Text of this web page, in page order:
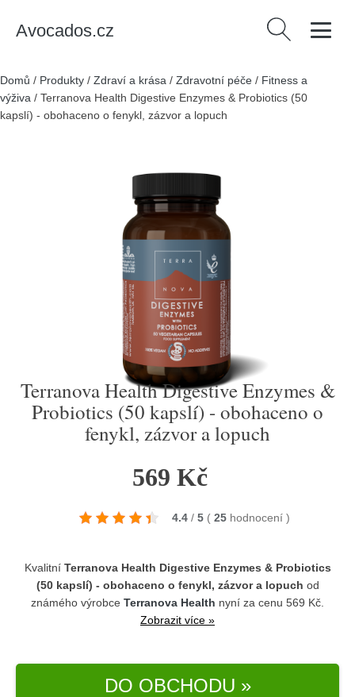
Avocados.cz Vyhledávání
Domů / Produkty / Zdraví a krása / Zdravotní péče / Fitness a
výživa / Terranova Health Digestive Enzymes & Probiotics (50
kapslí) - obohaceno o fenykl, zázvor a lopuch
Terranova Health Digestive Enzymes &
Probiotics (50 kapslí) - obohaceno o
fenykl, zázvor a lopuch
569 Kč
4.4 / 5 ( 25 hodnocení )
Kvalitní Terranova Health Digestive Enzymes & Probiotics
(50 kapslí) - obohaceno o fenykl, zázvor a lopuch od
známého výrobce Terranova Health nyní za cenu 569 Kč.
Zobrazit více »
DO OBCHODU »